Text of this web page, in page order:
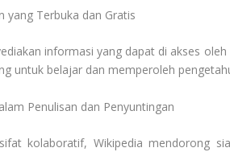
yang Terbuka dan Gratis
informasi yang dapat di akses
untuk belajar dan memperoleh
Penulisan dan Penyuntingan
kolaboratif, Wikipedia mendorong